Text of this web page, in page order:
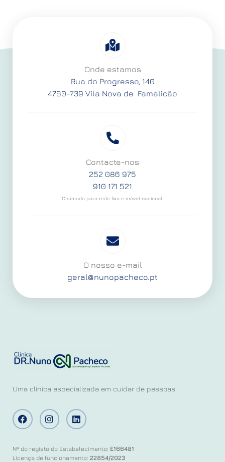
Onde estamos
Rua do Progresso, 140
4760-739 Vila Nova de Famalicão
Contacte-nos
252 086 975
910 171 521
Chamada para rede fixa e móvel nacional.
O nosso e-mail
geral@nunopacheco.pt
Uma clínica especializada em cuidar de pessoas
Nº do registo do Estabelecimento: E166481
Licença de funcionamento: 22854/2023